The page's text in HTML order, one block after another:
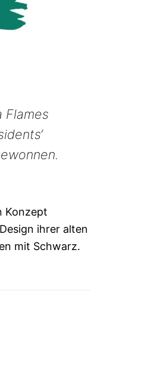
Flames
Konzept
ihrer alten
mit Schwarz.